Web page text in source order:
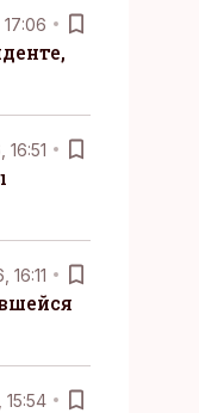
16:51
16:11
15:54